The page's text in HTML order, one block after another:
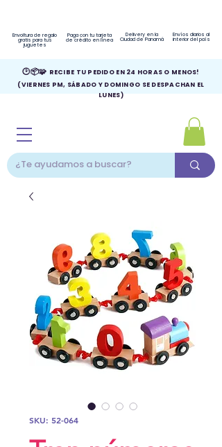
Envoltura de regalo
gratis para tus
juguetes
Paga con tu tarjeta
de crédito en línea
Delivery en la
Ciudad de Panamá
Envíos diarios al
interior del país
🕑📦🧩 RECIBE TU PEDIDO EN 24 HORAS O MENOS!
(VIERNES PM, SÁBADO Y DOMINGO SE DESPACHAN EL
LUNES)
SKU: 52-064